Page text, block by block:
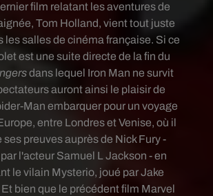
film relatant les aventures de
Tom Holland, vient tout juste
les salles de cinéma française. Si ce
est une suite directe de la fin du
dans lequel Iron Man ne survit
auront ainsi le plaisir de
Man embarquer pour un voyage
entre Londres et Venise, où il
ses preuves auprès de Nick Fury -
l'acteur Samuel L Jackson - en
le vilain Mysterio, joué par Jake
bien que le précédent film Marvel